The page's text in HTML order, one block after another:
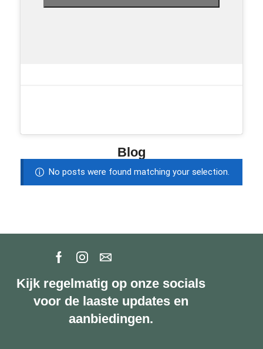
Blog
No posts were found matching your selection.
Kijk regelmatig op onze socials
voor de laaste updates en
aanbiedingen.